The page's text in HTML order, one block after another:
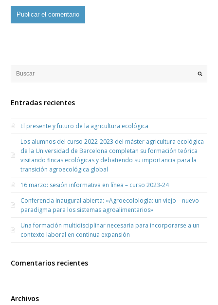
Entradas recientes
El presente y futuro de la agricultura ecológica
Los alumnos del curso 2022-2023 del máster agricultura ecológica
de la Universidad de Barcelona completan su formación teórica
visitando fincas ecológicas y debatiendo su importancia para la
transición agroecológica global
16 marzo: sesión informativa en línea – curso 2023-24
Conferencia inaugural abierta: «Agroecolología: un viejo – nuevo
paradigma para los sistemas agroalimentarios»
Una formación multidisciplinar necesaria para incorporarse a un
contexto laboral en continua expansión
Comentarios recientes
Archivos